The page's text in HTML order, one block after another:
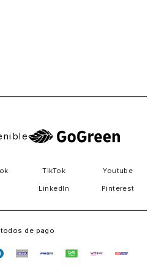
TikTok Youtube
LinkedIn Pinterest
de pago